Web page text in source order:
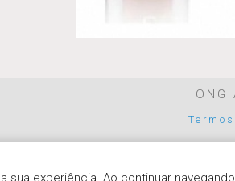
sua experiência. Ao continuar